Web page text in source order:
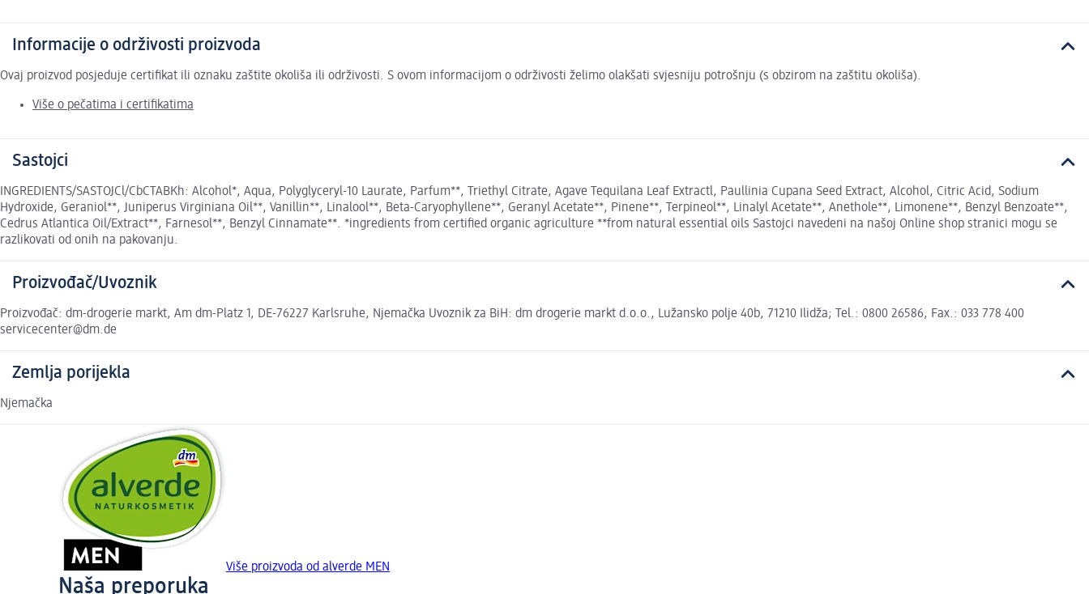
Informacije o održivosti proizvoda
Ovaj proizvod posjeduje certifikat ili oznaku zaštite okoliša ili održivosti. S ovom informacijom o održivosti želimo olakšati svjesniju potrošnju (s obzirom na zaštitu okoliša).
Više o pečatima i certifikatima
Sastojci
INGREDIENTS/SASTOJCl/CbCTABKh: Alcohol*, Aqua, Polyglyceryl-10 Laurate, Parfum**, Triethyl Citrate, Agave Tequilana Leaf Extractl, Paullinia Cupana Seed Extract, Alcohol, Citric Acid, Sodium
Hydroxide, Geraniol**, Juniperus Virginiana Oil**, Vanillin**, Linalool**, Beta-Caryophyllene**, Geranyl Acetate**, Pinene**, Terpineol**, Linalyl Acetate**, Anethole**, Limonene**, Benzyl Benzoate**,
Cedrus Atlantica Oil/Extract**, Farnesol**, Benzyl Cinnamate**. *ingredients from certified organic agriculture **from natural essential oils Sastojci navedeni na našoj Online shop stranici mogu se
razlikovati od onih na pakovanju.
Proizvođač/Uvoznik
Proizvođač: dm-drogerie markt, Am dm-Platz 1, DE-76227 Karlsruhe, Njemačka Uvoznik za BiH: dm drogerie markt d.o.o., Lužansko polje 40b, 71210 Ilidža; Tel.: 0800 26586, Fax.: 033 778 400
servicecenter@dm.de
Zemlja porijekla
Njemačka
Više proizvoda od alverde MEN
Naša preporuka